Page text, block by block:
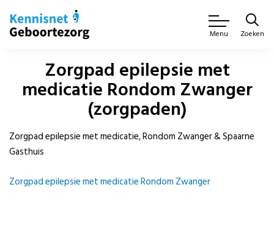
Menu Zoeken
Zorgpad epilepsie met
medicatie Rondom Zwanger
(zorgpaden)
Zorgpad epilepsie met medicatie, Rondom Zwanger & Spaarne
Gasthuis
Zorgpad epilepsie met medicatie Rondom Zwanger